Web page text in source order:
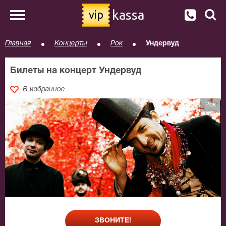
vip kassa
Главная Концерты Рок Ундервуд
Билеты на концерт Ундервуд
В избранное
Рок
ЗВОНИТЕ!